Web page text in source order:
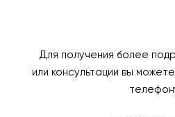
Для получения более
или консультации вы